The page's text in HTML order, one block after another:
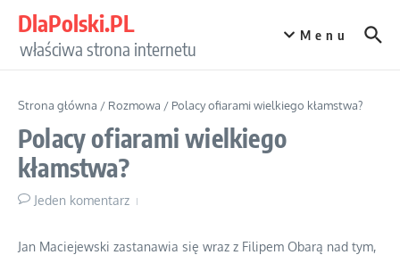
DlaPolski.PL
właściwa strona internetu
Menu
Strona główna / Rozmowa / Polacy ofiarami wielkiego kłamstwa?
Polacy ofiarami wielkiego
kłamstwa?
Jeden komentarz
Jan Maciejewski zastanawia się wraz z Filipem Obarą nad tym,